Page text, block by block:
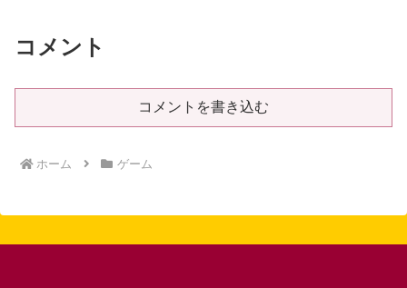
コメント
コメントを書き込む
ホーム ゲーム